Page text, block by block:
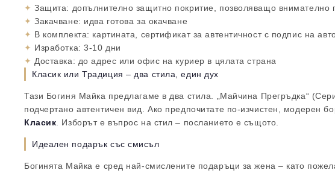
✦ Защита: допълнително защитно покритие, позволяващо внимателно
✦ Закачване: идва готова за окачване
✦ В комплекта: картината, сертификат за автентичност с подпис на
✦ Изработка: 3-10 дни
✦ Доставка: до адрес или офис на куриер в цялата страна
Класик или Традиция – два стила, един дух
Тази Богиня Майка предлагаме в два стила. „Майчина Прегръдка“
подчертано автентичен вид. Ако предпочитате по-изчистен, модерен
Класик . Изборът е въпрос на стил – посланието е същото.
Идеален подарък със смисъл
Богинята Майка е сред най-смислените подаръци за жена – като